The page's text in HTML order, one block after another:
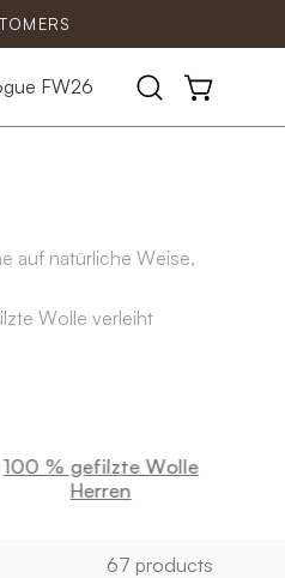
FW26
Open
search
OPEN CART
auf natürliche Weise,
Wolle verleiht
100 % gefilzte Wolle
Herren
67 products